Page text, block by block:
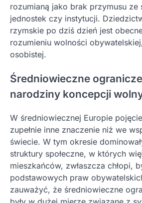
rozumianą jako brak przymusu ze
jednostek czy instytucji.
rzymskie po dziś dzień jest
rozumieniu wolności
osobistej.
Średniowieczne
narodziny koncepcji
W średniowiecznej Europie
zupełnie inne znaczenie niż we
świecie. W tym okresie
struktury społeczne, w których
mieszkańców, zwłaszcza chłopi,
podstawowych praw
zauważyć, że średniowieczne